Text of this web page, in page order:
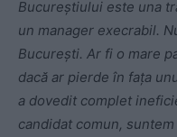
Bucureștiului este una
un manager execrabil.
București. Ar fi o mare
dacă ar pierde în fața
a dovedit complet
candidat comun,